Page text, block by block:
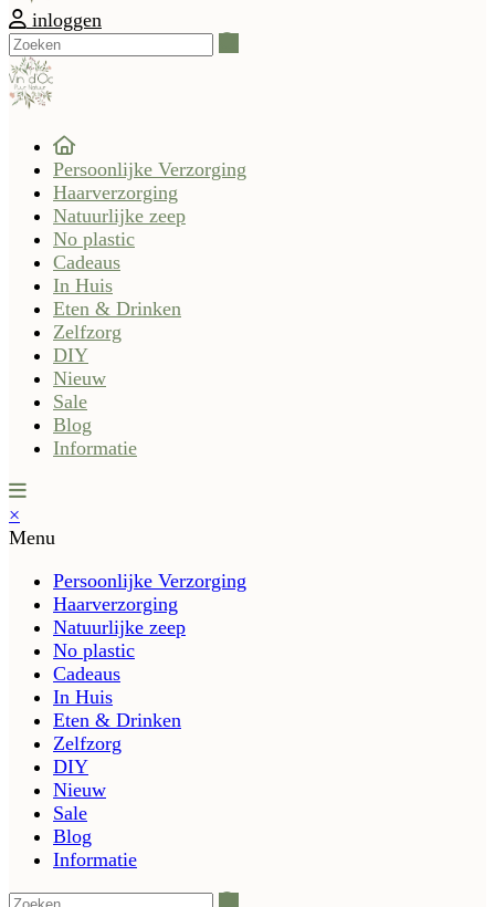
inloggen
Persoonlijke Verzorging
Haarverzorging
Natuurlijke zeep
No plastic
Cadeaus
In Huis
Eten & Drinken
Zelfzorg
DIY
Nieuw
Sale
Blog
Informatie
×
Menu
Persoonlijke Verzorging
Haarverzorging
Natuurlijke zeep
No plastic
Cadeaus
In Huis
Eten & Drinken
Zelfzorg
DIY
Nieuw
Sale
Blog
Informatie